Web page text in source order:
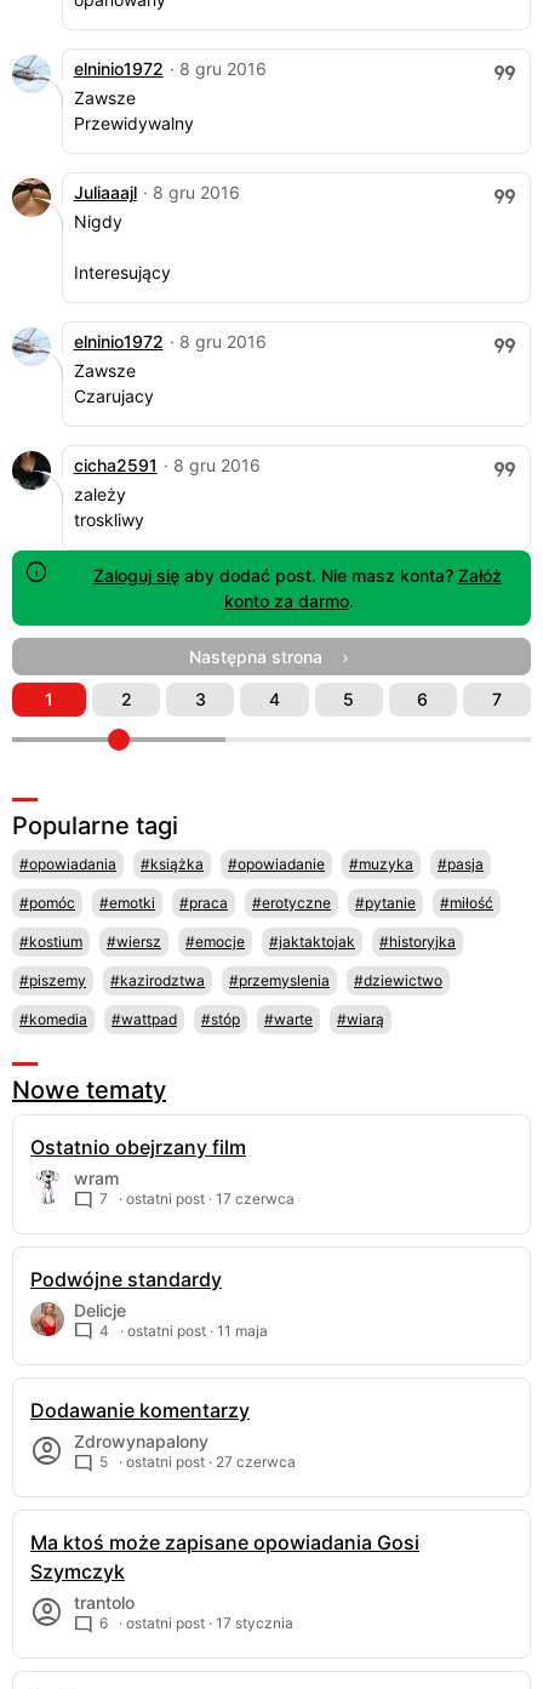
elninio1972 · 8 gru 2016
Zawsze
Przewidywalny
Juliaaajl · 8 gru 2016
Nigdy
Interesujący
elninio1972 · 8 gru 2016
Zawsze
Czarujacy
cicha2591 · 8 gru 2016
zależy
troskliwy
Zaloguj sięaby dodać post. Nie masz konta? Załóż
konto za darmo.
Następna strona
1 2 3 4 5 6 7
Popularne tagi
#opowiadania #książka #opowiadanie #muzyka #pasja
#pomóc #emotki #praca #erotyczne #pytanie #miłość
#kostium #wiersz #emocje #jaktaktojak #historyjka
#piszemy #kazirodztwa #przemyslenia #dziewictwo
#komedia #wattpad #stóp #warte #wiarą
Nowe tematy
Ostatnio obejrzany film
wram
7 · ostatni post · 17 czerwca
Podwójne standardy
Delicje
4 · ostatni post · 11 maja
Dodawanie komentarzy
Zdrowynapalony
5 · ostatni post · 27 czerwca
Ma ktoś może zapisane opowiadania Gosi
Szymczyk
trantolo
6 · ostatni post · 17 stycznia